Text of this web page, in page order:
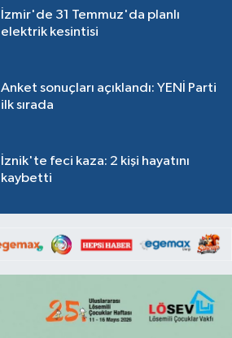
İzmir'de 31 Temmuz'da planlı
elektrik kesintisi
Anket sonuçları açıklandı: YENİ Parti
ilk sırada
İznik'te feci kaza: 2 kişi hayatını
kaybetti